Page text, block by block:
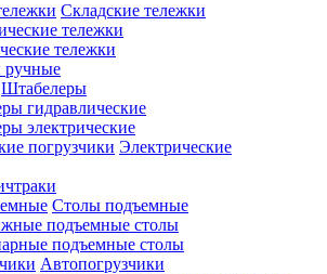
Складские тележки
тележки
тележки
ручные
Штабелеры
гидравлические
электрические
Электрические
Столы подъемные
подъемные столы
подъемные столы
Автопогрузчики